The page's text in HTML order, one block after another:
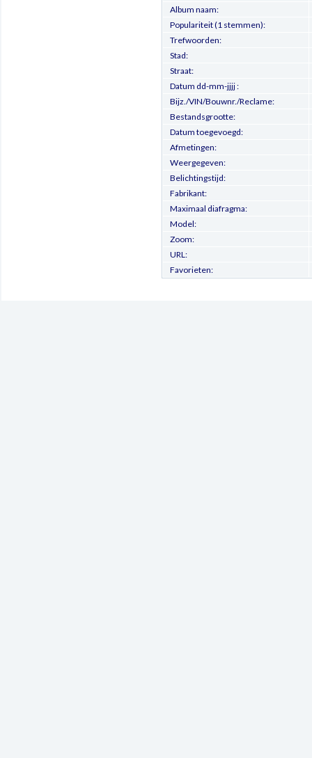
Album naam:
Populariteit (1 stemmen):
Trefwoorden:
Stad:
Straat:
Datum dd-mm-jjjj :
Bijz./VIN/Bouwnr./Reclame:
Bestandsgrootte:
Datum toegevoegd:
Afmetingen:
Weergegeven:
Belichtingstijd:
Fabrikant:
Maximaal diafragma:
Model:
Zoom:
URL:
Favorieten: